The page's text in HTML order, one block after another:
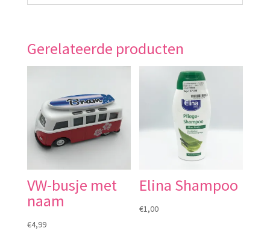
Gerelateerde producten
VW-busje met
naam
€4,99
Elina Shampoo
€1,00